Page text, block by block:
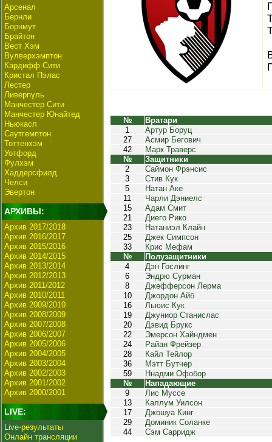
Арсенал
Бернли
Борнмут
Брайтон
Вест Хэм
Вулверхэмптон
Кардифф Сити
Кристал Пэлас
Лестер
Ливерпуль
Манчестер Сити
Манчестер Юнайтед
Ньюкасл
Саутгемптон
Тоттенхэм
Уотфорд
Фулхэм
Хаддерсфилд
Челси
Эвертон
АРХИВЫ:
Архив 2017/2018
Архив 2016/2017
Архив 2015/2016
Архив 2014/2015
Архив 2013/2014
Архив 2012/2013
Архив 2011/2012
Архив 2010/2011
Архив 2009/2010
Архив 2008/2009
Архив 2007/2008
Архив 2006/2007
Архив 2005/2006
Архив 2004/2005
Архив 2003/2004
Архив 2002/2003
Архив 2001/2002
Архив 2000/2001
LIVE:
Live-результаты
Онлайн трансляции
№
Вратари
1
Артур Боруц
27
Асмир Бегович
42
Марк Траверс
№
Защитники
2
Саймон Фрэнсис
3
Стив Кук
5
Натан Аке
11
Чарли Дэниелс
15
Адам Смит
21
Диего Рико
23
Натаниэл Клайн
25
Джек Симпсон
33
Крис Мефам
№
Полузащитники
4
Дэн Гослинг
6
Эндрю Сурман
8
Джефферсон Лерма
10
Джордон Айб
16
Льюис Кук
19
Джуниор Станислас
20
Дэвид Брукс
22
Эмерсон Хайндмен
24
Райан Фрейзер
28
Кайл Тейлор
36
Мэтт Бутчер
59
Ннадми Офобор
№
Нападающие
9
Лис Муссе
13
Каллум Уилсон
17
Джошуа Кинг
29
Доминик Соланке
44
Сэм Сарридж